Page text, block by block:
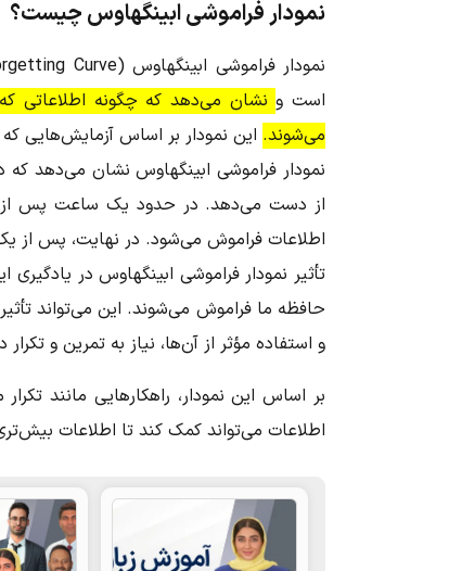
نمودار فراموشی ابینگهاوس چیست؟
است ونشان می‌دهد که چگونه اطلاعاتی
می‌شوند. این نمودار بر اساس آزمایش‌هایی
نمودار فراموشی ابینگهاوس نشان می‌دهد
اطلاعات فراموش می‌شود. در نهایت، پس از یک مدت طولانی، حدود
تأثیر نمودار فراموشی ابینگهاوس در
حافظه ما فراموش می‌شوند. این می‌تواند
و استفاده مؤثر از آن‌ها، نیاز به تمرین و تکرار
بر اساس این نمودار، راهکارهایی مانند
اطلاعات می‌تواند کمک کند تا اطلاعات